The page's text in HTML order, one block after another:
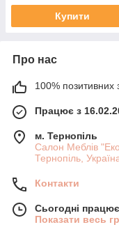
Купити
Про нас
100% позитивних з
Працює з
м. Тернопіль
Салон Меблів
Тернопіль,
Контакти
Сьогодні
Показати весь